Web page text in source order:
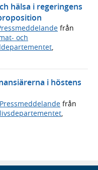
hälsa i regeringens
från
och
i höstens
Pressmeddelande från
,